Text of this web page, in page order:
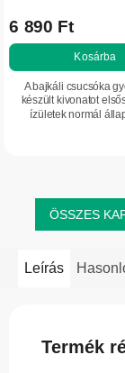
6 890 Ft
Kosárba
A bajkáli csucsóka
készült kivonatot
ízületek normál
ÖSSZES
Leírás
Termék